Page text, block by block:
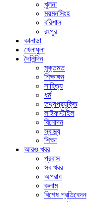
খুলনা
ময়মনসিংহ
বরিশাল
রংপুর
কানাডা
খেলাধুলা
দৈনিন্দিন
মুক্তমত
শিক্ষাঙ্গন
সাহিত্য
ধর্ম
তথ্যপ্রযুক্তি
লাইফস্টাইল
বিনোদন
স্বাস্থ্য
শিক্ষা
আরও খবর
প্রবাস
সব খবর
অপরাধ
কলাম
বিশেষ প্রতিবেদন